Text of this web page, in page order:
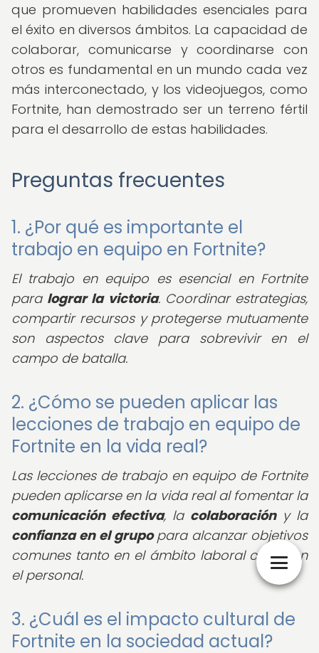
que promueven habilidades esenciales para
el éxito en diversos ámbitos. La capacidad de
colaborar, comunicarse y coordinarse con
otros es fundamental en un mundo cada vez
más interconectado, y los videojuegos, como
Fortnite, han demostrado ser un terreno fértil
para el desarrollo de estas habilidades.
Preguntas frecuentes
1. ¿Por qué es importante el
trabajo en equipo en Fortnite?
El trabajo en equipo es esencial en Fortnite
para lograr la victoria. Coordinar estrategias,
compartir recursos y protegerse mutuamente
son aspectos clave para sobrevivir en el
campo de batalla.
2. ¿Cómo se pueden aplicar las
lecciones de trabajo en equipo de
Fortnite en la vida real?
Las lecciones de trabajo en equipo de Fortnite
pueden aplicarse en la vida real al fomentar la
comunicación efectiva, la colaboracióny la
confianza en el grupopara alcanzar objetivos
comunes tanto en el ámbito laboral como en
el personal.
3. ¿Cuál es el impacto cultural de
Fortnite en la sociedad actual?